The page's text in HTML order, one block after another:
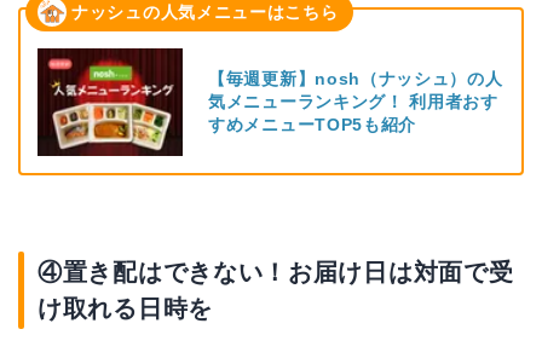
ナッシュの人気メニューはこちら
【毎週更新】nosh（ナッシュ）の人
気メニューランキング！ 利用者おす
すめメニューTOP5も紹介
④置き配はできない！お届け日は対面で受
け取れる日時を